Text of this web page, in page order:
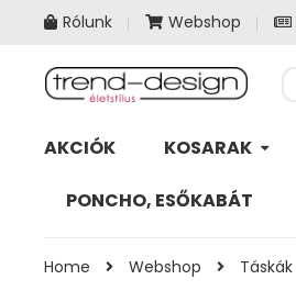
Rólunk Webshop
AKCIÓK KOSARAK
PONCHO, ESŐKABÁT
Home Webshop Táskák